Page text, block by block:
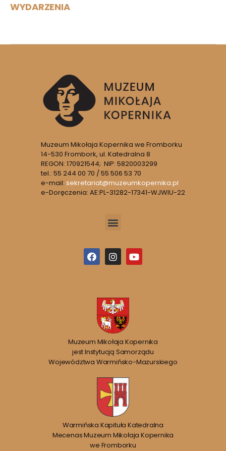
WYDARZENIA
Muzeum Mikołaja Kopernika we Fromborku
14-530 Frombork, ul. Katedralna 8
REGON: 170921544; NIP: 5820003299
tel.: 55 244 00 70 / 55 506 53 70
e-mail: sekretariat@muzeumkopernika.pl
e-Doręczenia: AE:PL-31282-17341-WJWIU-22
Muzeum Mikołaja Kopernika
jest Instytucją Samorządu
Województwa Warmińsko-Mazurskiego
Warmińska Kapituła Katedralna
Mecenas Muzeum Mikołaja Kopernika
we Fromborku